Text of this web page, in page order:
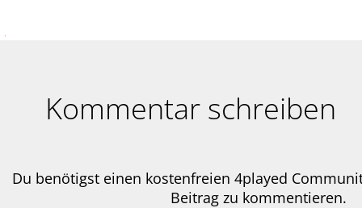
Kommentar schreiben
Du benötigst einen kostenfreien 4played
Beitrag zu kommentieren.